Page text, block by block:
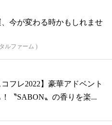
今が変わる時かもしれませ
ルファーム )
コフレ2022】豪華アドベント
〝SABON〟の香りを楽...